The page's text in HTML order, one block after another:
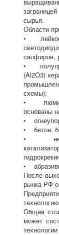
сырья.
Области
•
сапфиров,
•
(Al2O3)
схемы);
•
основаны
•
• бетон:
•
•
После
рынка РФ
Общая
может